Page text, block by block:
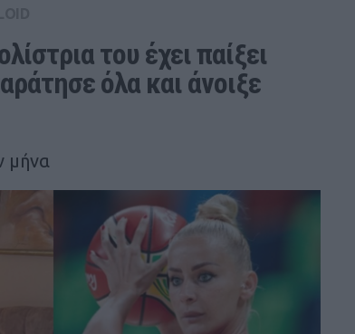
του έχει παίξει
όλα και άνοιξε
μήνα